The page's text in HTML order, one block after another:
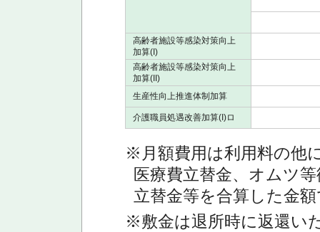
高齢者施設等感染対策向上
加算(I)
高齢者施設等感染対策向上
加算(II)
生産性向上推進体制加算
介護職員処遇改善加算(I)ロ
※月額費用は利用料の他
医療費立替金、オムツ
立替金等を合算した金
※敷金は退所時に返還い